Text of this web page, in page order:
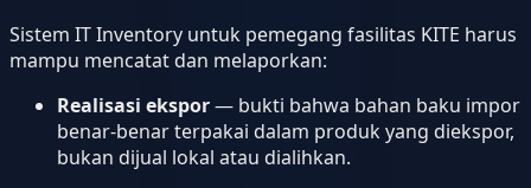
Sistem IT Inventory untuk pemegang fasilitas KITE harus
mampu mencatat dan melaporkan:
Realisasi ekspor— bukti bahwa bahan baku impor
benar-benar terpakai dalam produk yang diekspor,
bukan dijual lokal atau dialihkan.